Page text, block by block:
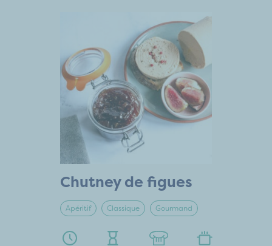
Chutney de figues
Apéritif Classique Gourmand